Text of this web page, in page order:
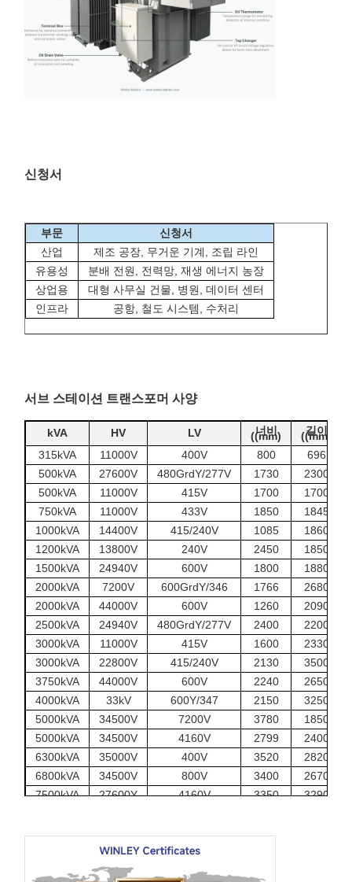
신청서
부문
신청서
산업
제조 공장, 무거운 기계, 조립 라인
유용성
분배 전원, 전력망, 재생 에너지 농장
상업용
대형 사무실 건물, 병원, 데이터 센터
인프라
공항, 철도 시스템, 수처리
서브 스테이션 트랜스포머 사양
kVA HV LV 너비
((mm) 길이
((mm)
315kVA
11000V 400V 800
696
500kVA
27600V 480GrdY/277V 1730
2300
500kVA
11000V 415V 1700
1700
750kVA
11000V 433V 1850
1845
1000kVA
14400V 415/240V 1085
1860
1200kVA
13800V 240V 2450
1850
1500kVA
24940V 600V 1800
1880
2000kVA
7200V 600GrdY/346 1766
2680
2000kVA
44000V 600V 1260
2090
2500kVA
24940V 480GrdY/277V 2400
2200
3000kVA
11000V 415V 1600
2330
3000kVA
22800V 415/240V 2130
3500
3750kVA
44000V 600V 2240
2650
4000kVA
33kV 600Y/347 2150
3250
5000kVA
34500V 7200V 3780
1850
5000kVA
34500V 4160V 2799
2400
6300kVA
35000V 400V 3520
2820
6800kVA
34500V 800V 3400
2670
7500kVA
27600Y 4160V 3350 3290